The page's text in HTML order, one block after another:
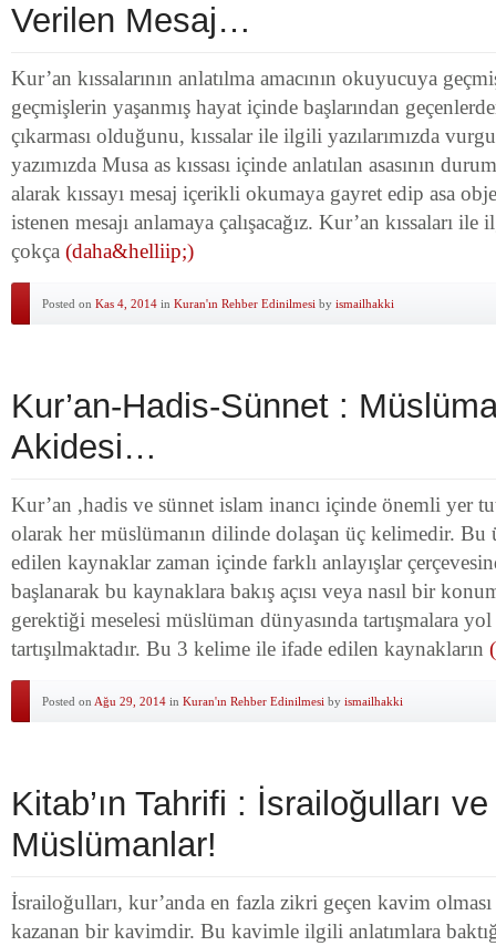
Verilen Mesaj…
Kur’an kıssalarının anlatılma amacının okuyucuya
geçmişlerin yaşanmış hayat içinde başlarından
çıkarması olduğunu, kıssalar ile ilgili yazılarımızda
yazımızda Musa as kıssası içinde anlatılan asasının
alarak kıssayı mesaj içerikli okumaya gayret edip asa
istenen mesajı anlamaya çalışacağız. Kur’an kıssaları ile
çokça (daha&helliip;)
Posted on Kas 4, 2014 in Kuran'ın Rehber Edinilmesi by ismailhakki
Kur’an-Hadis-Sünnet :
Akidesi…
Kur’an ,hadis ve sünnet islam inancı içinde önemli yer
olarak her müslümanın dilinde dolaşan üç kelimedir. Bu
edilen kaynaklar zaman içinde farklı anlayışlar
başlanarak bu kaynaklara bakış açısı veya nasıl bir
gerektiği meselesi müslüman dünyasında tartışmalara
tartışılmaktadır. Bu 3 kelime ile ifade edilen kaynakların
Posted on Ağu 29, 2014 in Kuran'ın Rehber Edinilmesi by ismailhakki
Kitab’ın Tahrifi : İsrailoğulları ve
Müslümanlar!
İsrailoğulları, kur’anda en fazla zikri geçen kavim
kazanan bir kavimdir. Bu kavimle ilgili anlatımlara